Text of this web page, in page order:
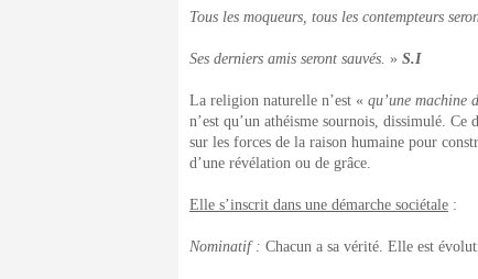
Tous les moqueurs, tous les contempteurs
Ses derniers amis seront sauvés. » S.I
La religion naturelle n’est « qu’une machine
n’est qu’un athéisme sournois, dissimulé. Ce
sur les forces de la raison humaine pour
d’une révélation ou de grâce.
Elle s’inscrit dans une démarche sociétale :
Nominatif : Chacun a sa vérité. Elle est